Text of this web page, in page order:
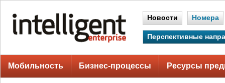
Новости Номера
Перспективные
Мобильность Бизнес-процессы Ресурсы